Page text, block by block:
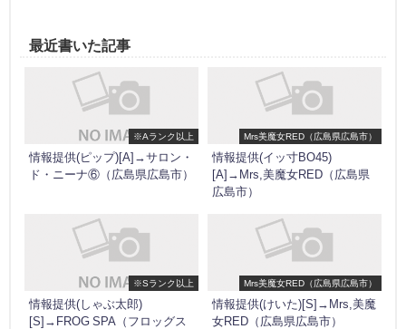
最近書いた記事
※Aランク以上
情報提供(ピップ)[A]→サロン・
ド・ニーナ⑥（広島県広島市）
Mrs美魔女RED（広島県広島市）
情報提供(イッ寸BO45)
[A]→Mrs,美魔女RED（広島県
広島市）
※Sランク以上
情報提供(しゃぶ太郎)
[S]→FROG SPA（フロッグス
Mrs美魔女RED（広島県広島市）
情報提供(けいた)[S]→Mrs,美魔
女RED（広島県広島市）